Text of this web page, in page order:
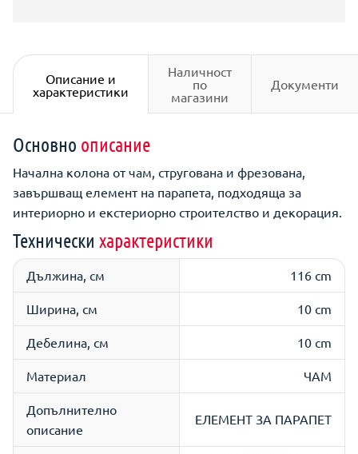
Описание и
характеристики
Наличност
по
магазини
Документи
Основно описание
Начална колона от чам, стругована и фрезована,
завършващ елемент на парапета, подходяща за
интериорно и екстериорно строителство и декорация.
Технически характеристики
Дължина, см 116 cm
Ширина, см 10 cm
Дебелина, см 10 cm
Материал ЧАМ
Допълнително
описание
ЕЛЕМЕНТ ЗА ПАРАПЕТ